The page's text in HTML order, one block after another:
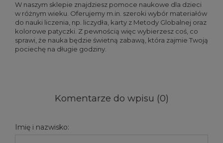
W naszym sklepie znajdziesz pomoce naukowe dla dzieci
w różnym wieku. Oferujemy m.in. szeroki wybór materiałów
do nauki liczenia, np. liczydła, karty z Metody Globalnej oraz
kolorowe patyczki. Z pewnością więc wybierzesz coś, co
sprawi, że nauka będzie świetną zabawą, która zajmie Twoją
pociechę na długie godziny.
Komentarze do wpisu (0)
Imię i nazwisko: